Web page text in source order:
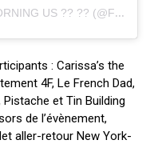
A
POST SHARED BY FRENCH MORNING US ?? ?? (@FRENCH.MORNING)
: Carissa’s the
4F, Le French Dad,
et Tin Building
de l’évènement,
aller-retour New York-